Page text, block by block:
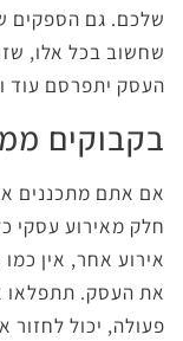
שלכם. גם הספקים
שחשוב בכל אלו,
העסק יתפרסם עוד
בקבוקים
אם אתם מתכננים
חלק מאירוע עסקי
אירוע אחר, אין
את העסק. תתפלאו
פעולה, יכול לחזור